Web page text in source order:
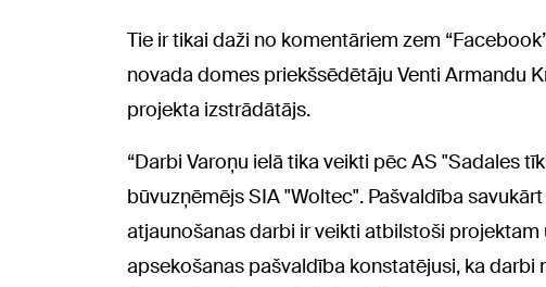
Tie ir tikai daži no komentāriem zem
novada domes priekšsēdētāju Venti Armandu
projekta izstrādātājs.
“Darbi Varoņu ielā tika veikti pēc AS "Sadales
būvuzņēmējs SIA "Woltec". Pašvaldība
atjaunošanas darbi ir veikti atbilstoši
apsekošanas pašvaldība konstatējusi, ka darbi